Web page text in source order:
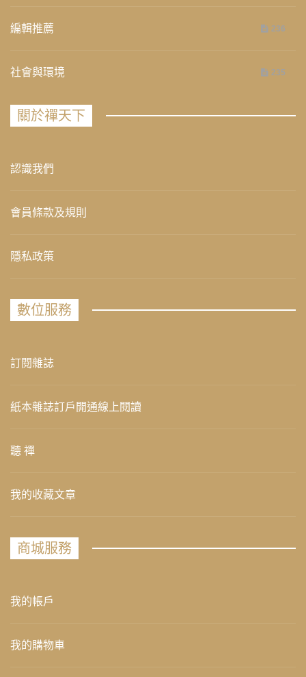
編輯推薦 236
社會與環境 235
關於禪天下
認識我們
會員條款及規則
隱私政策
數位服務
訂閱雜誌
紙本雜誌訂戶開通線上閱讀
聽 禪
我的收藏文章
商城服務
我的帳戶
我的購物車